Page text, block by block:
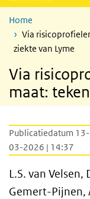
Home
Via
ziekte van Lyme
Via
maat:
Publicatiedatum
03-2026 | 14:37
L.S. van Velsen,
Gemert-Pijnen,